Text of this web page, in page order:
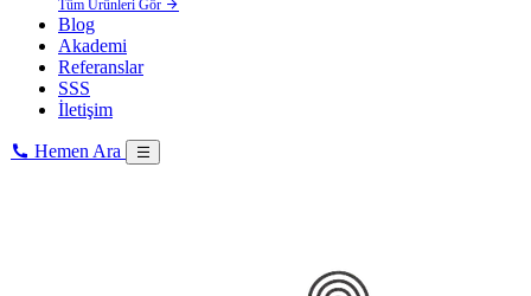
Tüm Ürünleri Gör
Blog
Akademi
Referanslar
SSS
İletişim
Hemen Ara